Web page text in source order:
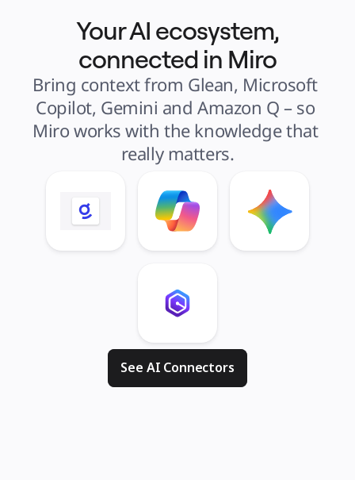
Your AI ecosystem,
connected in Miro
Bring context from Glean, Microsoft
Copilot, Gemini and Amazon Q – so
Miro works with the knowledge that
really matters.
See AI Connectors